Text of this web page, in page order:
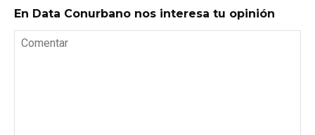
En Data Conurbano nos interesa tu opinión